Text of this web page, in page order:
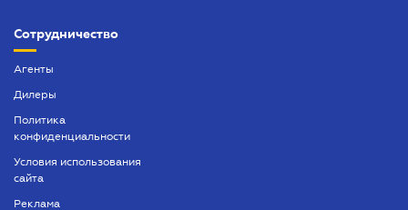
Сотрудничество
Агенты
Дилеры
Политика
конфиденциальности
Условия использования
сайта
Реклама